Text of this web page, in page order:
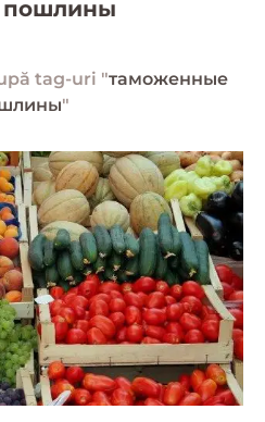
tag-uri "таможенные
"